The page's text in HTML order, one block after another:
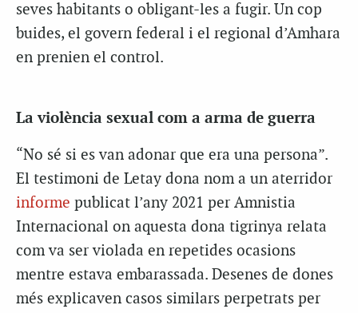
seves habitants o obligant-les a fugir. Un cop
buides, el govern federal i el regional d’Amhara
en prenien el control.
La violència sexual com a arma de guerra
“No sé si es van adonar que era una persona”.
El testimoni de Letay dona nom a un aterridor
informe publicat l’any 2021 per Amnistia
Internacional on aquesta dona tigrinya relata
com va ser violada en repetides ocasions
mentre estava embarassada. Desenes de dones
més explicaven casos similars perpetrats per